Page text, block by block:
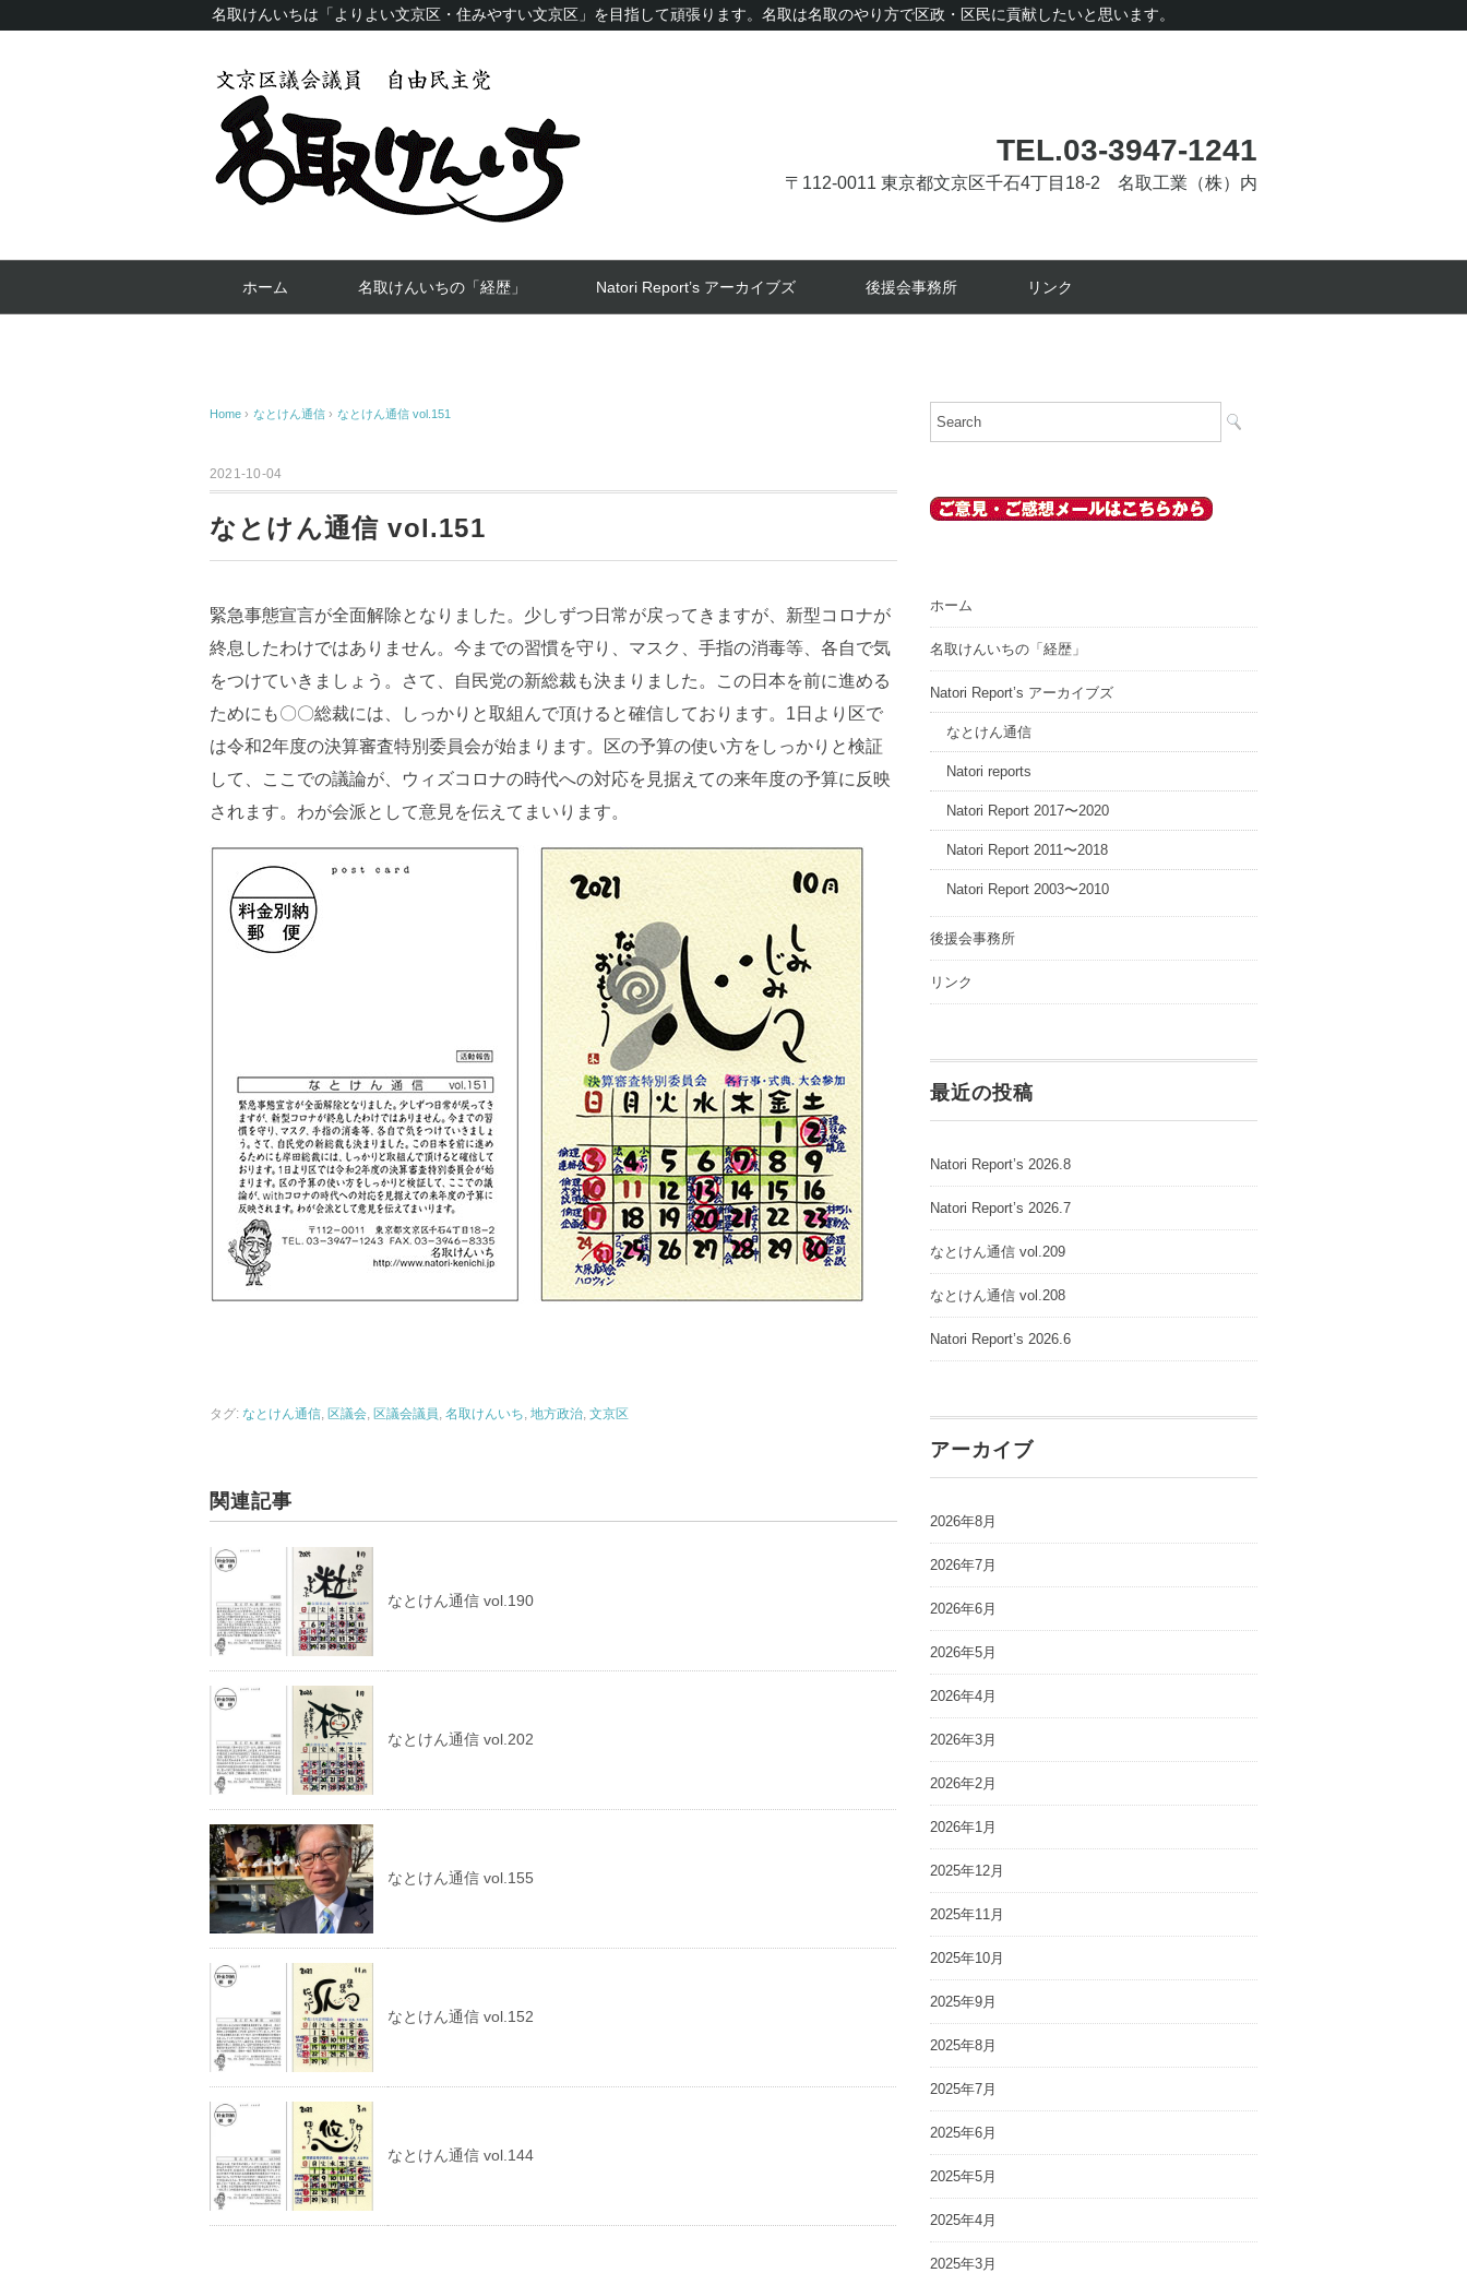
名取けんいちは「よりよい文京区・住みやすい文京区」を目指して頑張ります。名取は名取のやり方で区政・区民に貢献したいと思います。
TEL.03-3947-1241
〒112-0011 東京都文京区千石4丁目18-2 名取工業（株）内
ホーム 名取けんいちの「経歴」 Natori Report’s アーカイブズ 後援会事務所 リンク
Home › なとけん通信 › なとけん通信 vol.151
2021-10-04
なとけん通信 vol.151
緊急事態宣言が全面解除となりました。少しずつ日常が戻ってきますが、新型コロナが
終息したわけではありません。今までの習慣を守り、マスク、手指の消毒等、各自で気
をつけていきましょう。さて、自民党の新総裁も決まりました。この日本を前に進める
ためにも〇〇総裁には、しっかりと取組んで頂けると確信しております。1日より区で
は令和2年度の決算審査特別委員会が始まります。区の予算の使い方をしっかりと検証
して、ここでの議論が、ウィズコロナの時代への対応を見据えての来年度の予算に反映
されます。わが会派として意見を伝えてまいります。
タグ: なとけん通信, 区議会, 区議会議員, 名取けんいち, 地方政治, 文京区
関連記事
なとけん通信 vol.190
なとけん通信 vol.202
なとけん通信 vol.155
なとけん通信 vol.152
なとけん通信 vol.144
ホーム
名取けんいちの「経歴」
Natori Report’s アーカイブズ
なとけん通信
Natori reports
Natori Report 2017〜2020
Natori Report 2011〜2018
Natori Report 2003〜2010
後援会事務所
リンク
最近の投稿
Natori Report’s 2026.8
Natori Report’s 2026.7
なとけん通信 vol.209
なとけん通信 vol.208
Natori Report’s 2026.6
アーカイブ
2026年8月
2026年7月
2026年6月
2026年5月
2026年4月
2026年3月
2026年2月
2026年1月
2025年12月
2025年11月
2025年10月
2025年9月
2025年8月
2025年7月
2025年6月
2025年5月
2025年4月
2025年3月